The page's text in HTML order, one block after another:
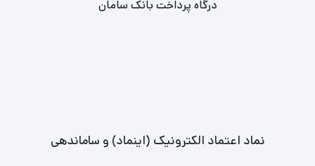
درگاه پرداخت بانک سامان
نماد اعتماد الکترونیک (اینماد) و ساماندهی